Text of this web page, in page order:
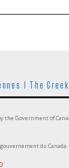
I The Greek
the Government of
du Canada.